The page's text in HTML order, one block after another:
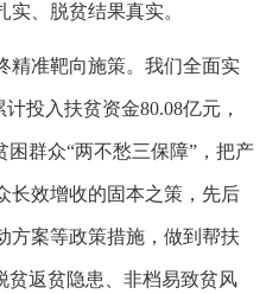
、脱贫结果真实。
准靶向施策。我们全面实
投入扶贫资金80.08亿元，
困群众“两不愁三保障”，把产
长效增收的固本之策，先后
方案等政策措施，做到帮扶
贫返贫隐患、非档易致贫风